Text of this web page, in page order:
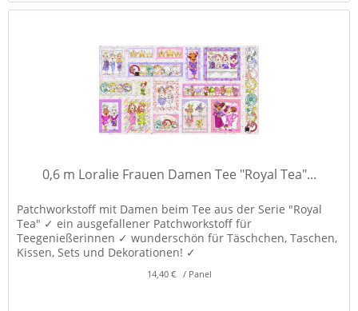
0,6 m Loralie Frauen Damen Tee "Royal Tea"...
Patchworkstoff mit Damen beim Tee aus der Serie "Royal
Tea" ✓ ein ausgefallener Patchworkstoff für
Teegenießerinnen ✓ wunderschön für Täschchen, Taschen,
Kissen, Sets und Dekorationen! ✓
14,40 € / Panel